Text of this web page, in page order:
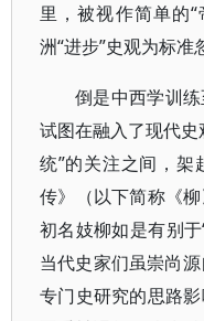
里，被视作简单的
洲“进步”史观为标准
倒是中西学训
试图在融入了现代
统”的关注之间，架
传》（以下简称《
初名妓柳如是有别
当代史家们虽崇尚
专门史研究的思路